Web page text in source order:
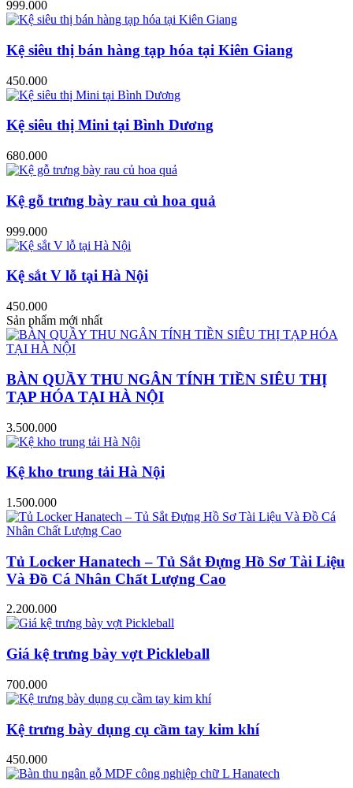
999.000
Kệ siêu thị bán hàng tạp hóa tại Kiên Giang
450.000
Kệ siêu thị Mini tại Bình Dương
680.000
Kệ gỗ trưng bày rau củ hoa quả
999.000
Kệ sắt V lỗ tại Hà Nội
450.000
Sản phẩm mới nhất
BÀN QUẦY THU NGÂN TÍNH TIỀN SIÊU THỊ
TẠP HÓA TẠI HÀ NỘI
3.500.000
Kệ kho trung tải Hà Nội
1.500.000
Tủ Locker Hanatech – Tủ Sắt Đựng Hồ Sơ Tài Liệu
Và Đồ Cá Nhân Chất Lượng Cao
2.200.000
Giá kệ trưng bày vợt Pickleball
700.000
Kệ trưng bày dụng cụ cầm tay kim khí
450.000